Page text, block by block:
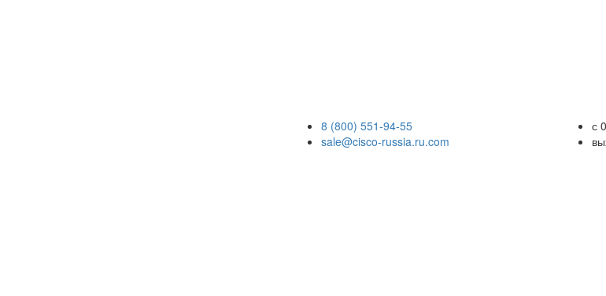
8 (800) 551-94-55
sale@cisco-russia.ru.com
с